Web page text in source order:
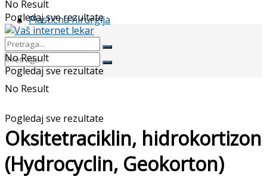
Plastična hirurgija
No Result
Pogledaj sve rezultate
No Result
Pogledaj sve rezultate
No Result
Pogledaj sve rezultate
Oksitetraciklin, hidrokortizon
(Hydrocyclin, Geokorton)